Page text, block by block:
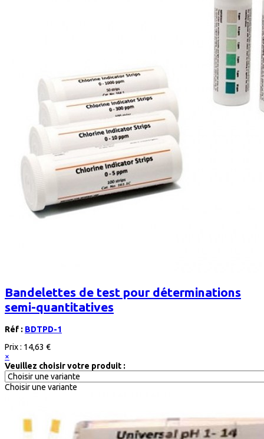
Bandelettes de test pour déterminations
semi-quantitatives
Réf : BDTPD-1
Prix : 14,63 €
×
Veuillez choisir votre produit :
Choisir une variante